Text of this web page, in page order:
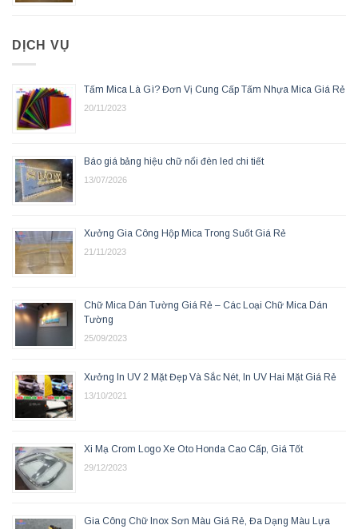
DỊCH VỤ
Tấm Mica Là Gì? Đơn Vị Cung Cấp Tấm Nhựa Mica Giá Rẻ
20/11/2023
Báo giá bảng hiệu chữ nổi đèn led chi tiết
13/07/2026
Xưởng Gia Công Hộp Mica Trong Suốt Giá Rẻ
21/11/2023
Chữ Mica Dán Tường Giá Rẻ – Các Loại Chữ Mica Dán
Tường
25/09/2023
Xưởng In UV 2 Mặt Đẹp Và Sắc Nét, In UV Hai Mặt Giá Rẻ
13/10/2021
Xi Mạ Crom Logo Xe Oto Honda Cao Cấp, Giá Tốt
29/12/2023
Gia Công Chữ Inox Sơn Màu Giá Rẻ, Đa Dạng Màu Lựa